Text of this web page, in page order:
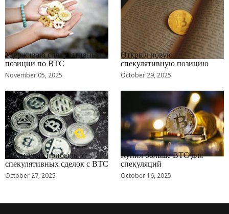
RRCNEWS_RU
Удерживаю спекулятивные
позиции по BTC
November 05, 2025
RRCNEWS_RU
Открыл новую
спекулятивную позицию
October 29, 2025
RRCNEWS_RU
Реализовал прибыль от
спекулятивных сделок с BTC
October 27, 2025
RRCNEWS_RU
Купил больше BTC для
спекуляций
October 16, 2025